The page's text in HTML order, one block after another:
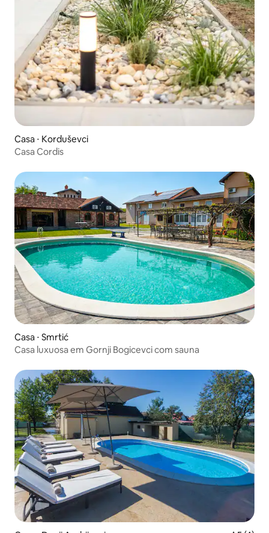
Casa ⋅ Korduševci
Casa Cordis
Casa ⋅ Smrtić
Casa luxuosa em Gornji Bogicevci com sauna